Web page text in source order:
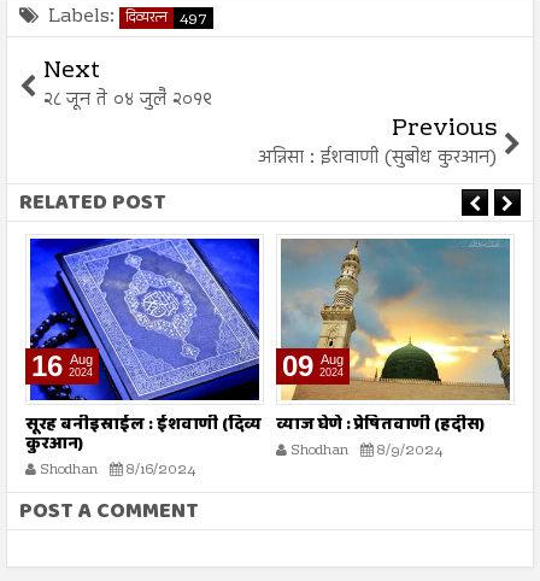
Labels: दिव्यरत्न 497
Next
२८ जून ते ०४ जुलै २०१९
Previous
अन्निसा : ईशवाणी (सुबोध कुरआन)
RELATED POST
16 Aug
2024
सूरह बनीइस्राईल : ईशवाणी (दिव्य
कुरआन)
Shodhan 8/16/2024
09 Aug
2024
व्याज घेणे : प्रेषितवाणी (हदीस)
Shodhan 8/9/2024
POST A COMMENT